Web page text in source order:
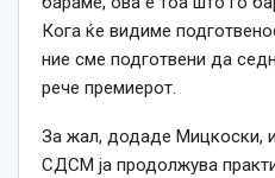
Кога ќе видиме
ние сме подготвени да
рече премиерот.
За жал, додаде Мицкоски,
СДСМ ја продолжува